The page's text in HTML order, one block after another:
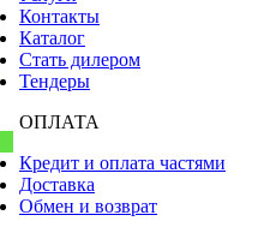
Контакты
Каталог
Стать дилером
Тендеры
ОПЛАТА
Кредит и оплата частями
Доставка
Обмен и возврат